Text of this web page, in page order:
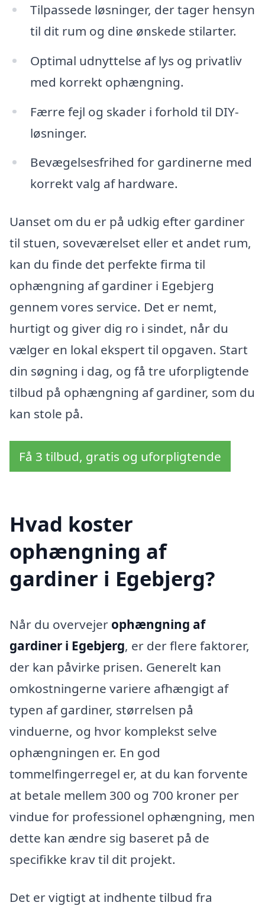
Tilpassede løsninger, der tager hensyn
til dit rum og dine ønskede stilarter.
Optimal udnyttelse af lys og privatliv
med korrekt ophængning.
Færre fejl og skader i forhold til DIY-
løsninger.
Bevægelsesfrihed for gardinerne med
korrekt valg af hardware.
Uanset om du er på udkig efter gardiner
til stuen, soveværelset eller et andet rum,
kan du finde det perfekte firma til
ophængning af gardiner i Egebjerg
gennem vores service. Det er nemt,
hurtigt og giver dig ro i sindet, når du
vælger en lokal ekspert til opgaven. Start
din søgning i dag, og få tre uforpligtende
tilbud på ophængning af gardiner, som du
kan stole på.
Få 3 tilbud, gratis og uforpligtende
Hvad koster
ophængning af
gardiner i Egebjerg?
Når du overvejer ophængning af
gardiner i Egebjerg, er der flere faktorer,
der kan påvirke prisen. Generelt kan
omkostningerne variere afhængigt af
typen af gardiner, størrelsen på
vinduerne, og hvor komplekst selve
ophængningen er. En god
tommelfingerregel er, at du kan forvente
at betale mellem 300 og 700 kroner per
vindue for professionel ophængning, men
dette kan ændre sig baseret på de
specifikke krav til dit projekt.
Det er vigtigt at indhente tilbud fra